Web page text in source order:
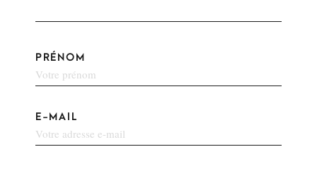
PRÉNOM
E-MAIL